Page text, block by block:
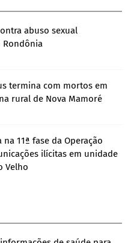
abuso sexual
Rondônia
termina com mortos em
rural de Nova Mamoré
11ª fase da Operação
ilícitas em unidade
Velho